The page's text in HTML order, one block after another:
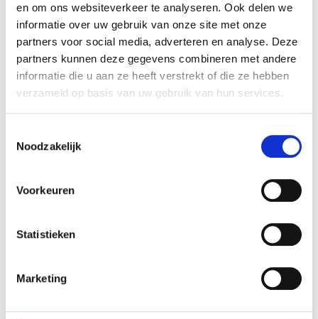
en om ons websiteverkeer te analyseren. Ook delen we
informatie over uw gebruik van onze site met onze
partners voor social media, adverteren en analyse. Deze
partners kunnen deze gegevens combineren met andere
informatie die u aan ze heeft verstrekt of die ze hebben
verzameld op basis van uw gebruik van hun services.
Noodzakelijk
Voorkeuren
Statistieken
Marketing
Volledigopen centra
Volledig open centra verwerken inkomende energie
anders dan ongedefinieerde centra met dus andere
conditionering.
in je readings.
Zeer diepgaande training langs alle 9 volledig open
centra
Ja, ik wil de diepte in!